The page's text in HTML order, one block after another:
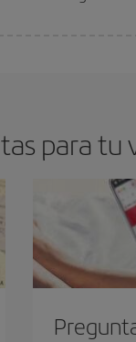
para tu